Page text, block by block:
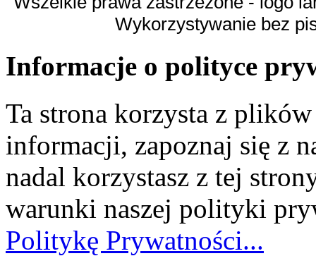
Wykorzystywanie bez
Informacje o polityce
Ta strona korzysta z
informacji, zapoznaj się z
nadal korzystasz z tej
warunki naszej polityki
Politykę Prywatności...